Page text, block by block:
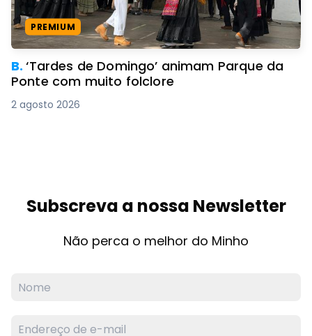
PREMIUM
B.‘Tardes de Domingo’ animam Parque da
Ponte com muito folclore
2 agosto 2026
Subscreva a nossa Newsletter
Não perca o melhor do Minho